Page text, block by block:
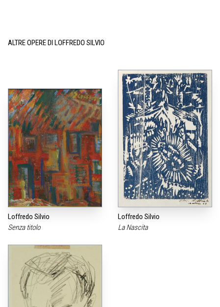
ALTRE OPERE DI LOFFREDO SILVIO
Loffredo Silvio
Senza titolo
Loffredo Silvio
La Nascita